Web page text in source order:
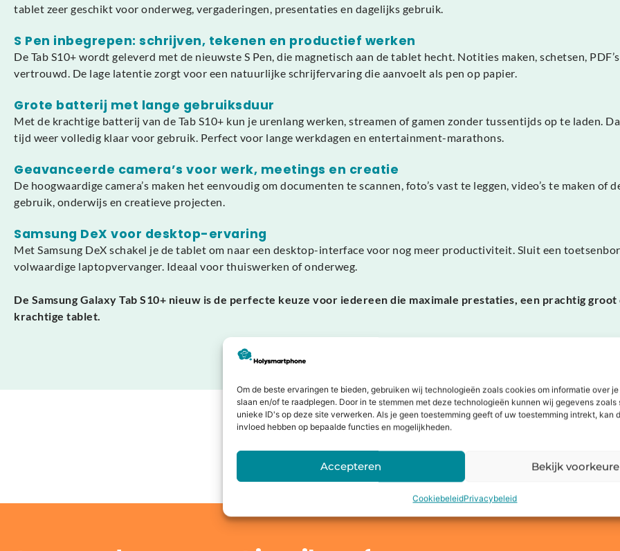
Om de beste ervaringen te bieden, gebruiken wij technologieën zoals cookies om informatie over
slaan en/of te raadplegen. Door in te stemmen met deze technologieën kunnen wij gegevens zoals
unieke ID's op deze site verwerken. Als je geen toestemming geeft of uw toestemming intrekt, kan
invloed hebben op bepaalde functies en mogelijkheden.
Accepteren Bekijk
CookiebeleidPrivacybeleid
tablet zeer geschikt voor onderweg, vergaderingen, presentaties en dagelijks gebruik.
S Pen inbegrepen: schrijven, tekenen en productief werken
De Tab S10+ wordt geleverd met de nieuwste S Pen, die magnetisch aan de tablet hecht. Notities maken, schetsen,
vertrouwd. De lage latentie zorgt voor een natuurlijke schrijfervaring die aanvoelt als pen op papier.
Grote batterij met lange gebruiksduur
Met de krachtige batterij van de Tab S10+ kun je urenlang werken, streamen of gamen zonder tussentijds op te laden.
tijd weer volledig klaar voor gebruik. Perfect voor lange werkdagen en entertainment-marathons.
Geavanceerde camera’s voor werk, meetings en creatie
De hoogwaardige camera’s maken het eenvoudig om documenten te scannen, foto’s vast te leggen, video’s te maken
gebruik, onderwijs en creatieve projecten.
Samsung DeX voor desktop-ervaring
Met Samsung DeX schakel je de tablet om naar een desktop-interface voor nog meer productiviteit. Sluit een
volwaardige laptopvervanger. Ideaal voor thuiswerken of onderweg.
De Samsung Galaxy Tab S10+ nieuw is de perfecte keuze voor iedereen die maximale prestaties, een prachtig
krachtige tablet.
Dit zeggen onze klanten